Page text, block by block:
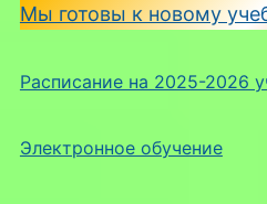
Мы готовы к новому
Расписание на 2025-2026
Электронное обучение